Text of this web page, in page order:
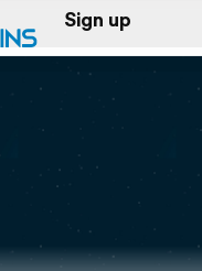
Sign up
Log in